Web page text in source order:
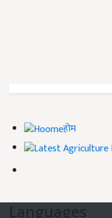
होम